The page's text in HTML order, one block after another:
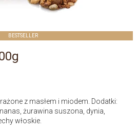
BESTSELLER
z masłem i miodem. Dodatki:
żurawina suszona, dynia,
włoskie.